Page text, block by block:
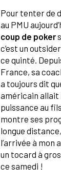
Pour tenter de
au PMU
coup de poker
c’est un
ce quinté.
France, sa
a toujours dit
américain allait
puissance au
montre ses
longue
l’arrivée à mon
un tocard à
ce samedi !